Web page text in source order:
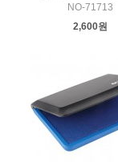
NO-71713
2,600원